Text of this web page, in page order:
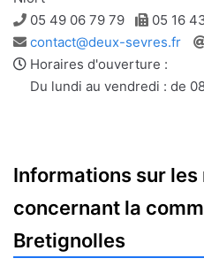
Téléphone
05 49 06 79 79
05 16
Adresse
e-
mail
contact@deux-sevres.fr
Horaires d'ouverture :
Du lundi au vendredi : de
Informations sur
concernant la
Bretignolles